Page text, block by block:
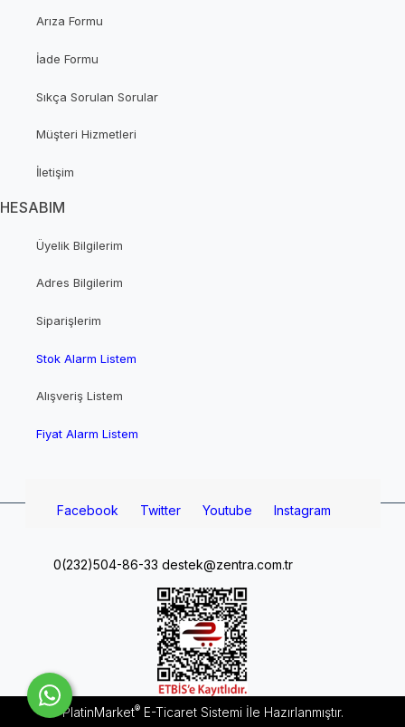
Arıza Formu
İade Formu
Sıkça Sorulan Sorular
Müşteri Hizmetleri
İletişim
HESABIM
Üyelik Bilgilerim
Adres Bilgilerim
Siparişlerim
Stok Alarm Listem
Alışveriş Listem
Fiyat Alarm Listem
Facebook Twitter Youtube Instagram
0(232)504-86-33 destek@zentra.com.tr
PlatinMarket®E-Ticaret Sistemiİle Hazırlanmıştır.